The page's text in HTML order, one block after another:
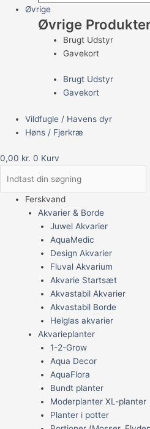
Øvrige
Øvrige
Brugt Udstyr
Gavekort
Brugt Udstyr
Gavekort
Vildfugle / Havens dyr
Høns / Fjerkræ
0,00 kr. 0 Kurv
Ferskvand
Akvarier & Borde
Juwel Akvarier
AquaMedic
Design Akvarier
Fluval Akvarium
Akvarie Startsæt
Akvastabil Akvarier
Akvastabil Borde
Helglas akvarier
Akvarieplanter
1-2-Grow
Aqua Decor
AquaFlora
Bundt planter
Moderplanter XL-planter
Planter i potter